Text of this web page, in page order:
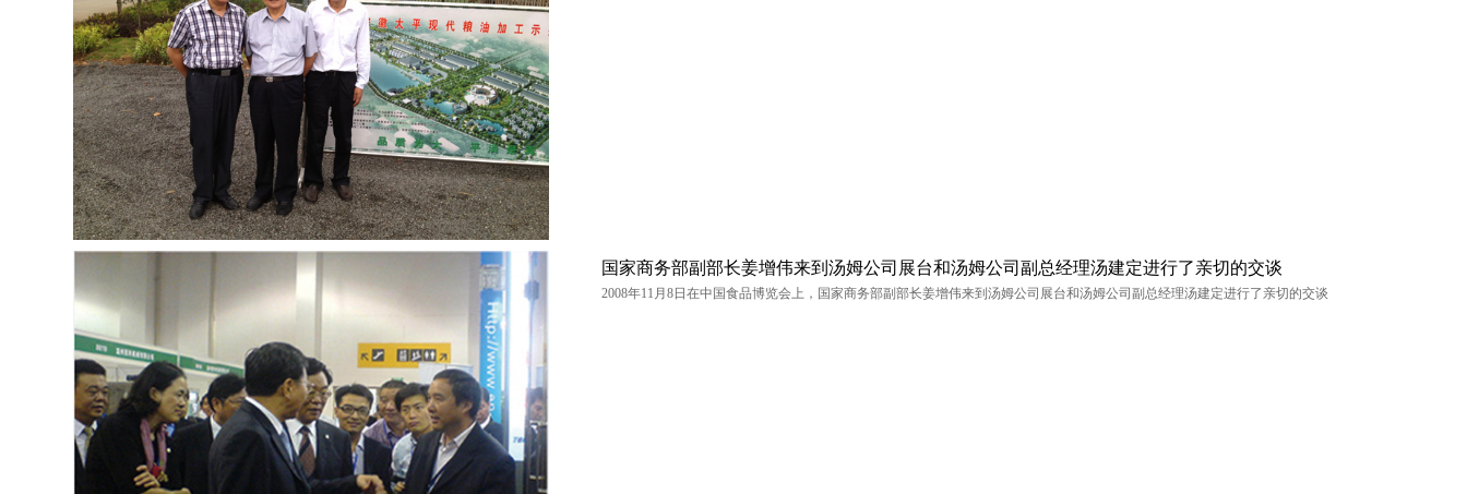
国家商务部副部长姜增伟来到汤姆公司展台和汤姆公司副总经理汤建定进行了亲切的交谈
2008年11月8日在中国食品博览会上，国家商务部副部长姜增伟来到汤姆公司展台和汤姆公司副总经理汤建定进行了亲切的交谈
上海大联
山东国鸿 美孚
贵州味莼园